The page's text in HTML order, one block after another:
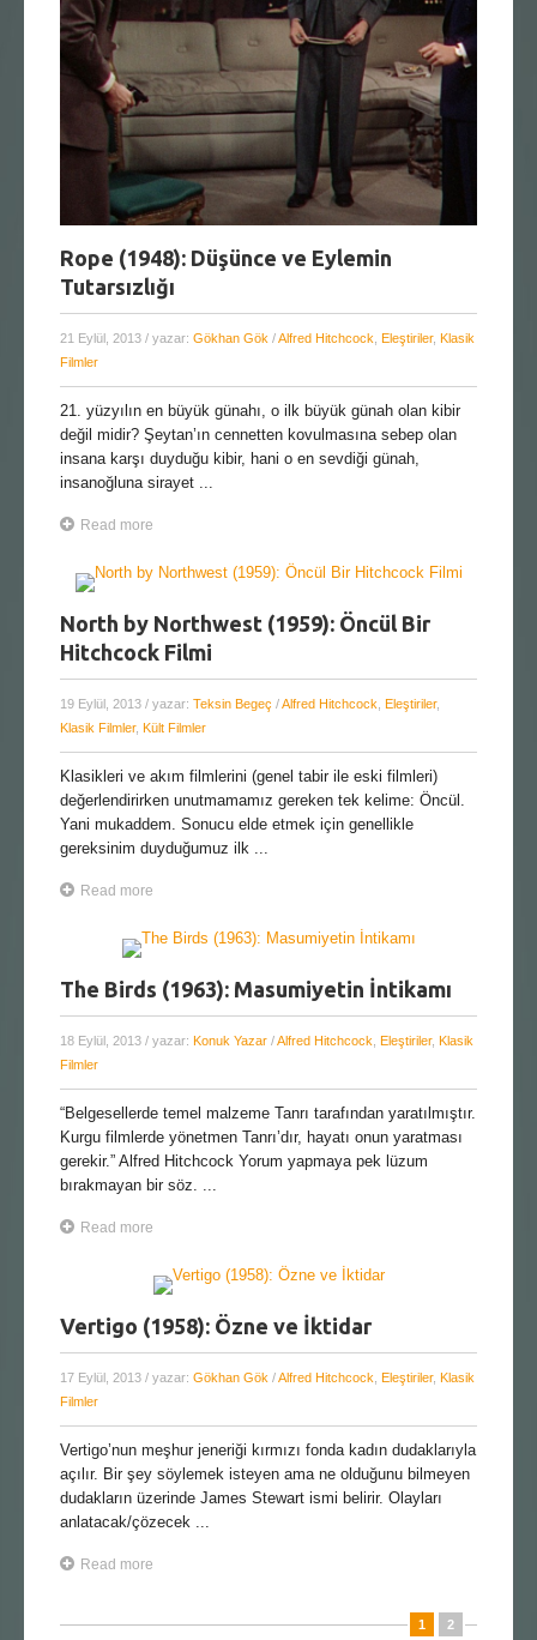
Rope (1948): Düşünce ve Eylemin
Tutarsızlığı
21 Eylül, 2013 / yazar: Gökhan Gök /Alfred Hitchcock Eleştiriler, Klasik
Filmler
21. yüzyılın en büyük günahı, o ilk büyük günah olan kibir
değil midir? Şeytan’ın cennetten kovulmasına sebep olan
insana karşı duyduğu kibir, hani o en sevdiği günah,
insanoğluna sirayet ...
Read more
North by Northwest (1959): Öncül Bir
Hitchcock Filmi
19 Eylül, 2013 / yazar: Teksin Begeç /Alfred Hitchcock Eleştiriler,
Klasik Filmler, Kült Filmler
Klasikleri ve akım filmlerini (genel tabir ile eski filmleri)
değerlendirirken unutmamamız gereken tek kelime: Öncül.
Yani mukaddem. Sonucu elde etmek için genellikle
gereksinim duyduğumuz ilk ...
Read more
The Birds (1963): Masumiyetin İntikamı
18 Eylül, 2013 / yazar: Konuk Yazar /Alfred Hitchcock Eleştiriler, Klasik
Filmler
“Belgesellerde temel malzeme Tanrı tarafından yaratılmıştır.
Kurgu filmlerde yönetmen Tanrı’dır, hayatı onun yaratması
gerekir.” Alfred Hitchcock Yorum yapmaya pek lüzum
bırakmayan bir söz. ...
Read more
Vertigo (1958): Özne ve İktidar
17 Eylül, 2013 / yazar: Gökhan Gök /Alfred Hitchcock Eleştiriler, Klasik
Filmler
Vertigo’nun meşhur jeneriği kırmızı fonda kadın dudaklarıyla
açılır. Bir şey söylemek isteyen ama ne olduğunu bilmeyen
dudakların üzerinde James Stewart ismi belirir. Olayları
anlatacak/çözecek ...
Read more
1 2